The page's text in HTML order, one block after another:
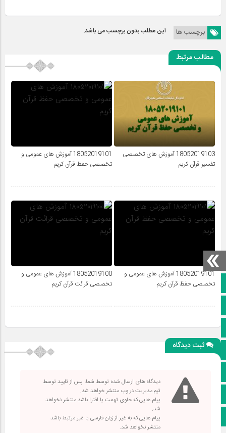
صفحه نخست
کانال ایتا
آپارات
پخش زنده
برچسب ها این مطلب بدون برچسب می باشد.
مطالب مرتبط
18052019103 آموزش‎ های تخصصی
تفسیر قرآن کریم
18052019101 آموزش‎ های عمومی و
تخصصی حفظ قرآن کریم
18052019101 آموزش‎ های عمومی و
تخصصی حفظ قرآن کریم
18052019100 آموزش‎ های عمومی و
تخصصی قرائت قرآن کریم
ثبت دیدگاه
دیدگاه های ارسال شده توسط شما، پس از تایید توسط
تیم مدیریت در وب منتشر خواهد شد.
پیام هایی که حاوی تهمت یا افترا باشد منتشر نخواهد
شد.
پیام هایی که به غیر از زبان فارسی یا غیر مرتبط باشد
منتشر نخواهد شد.